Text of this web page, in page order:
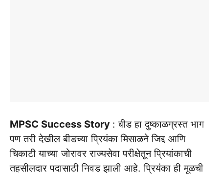
MPSC Success Story : बीड हा दुष्काळग्रस्त भाग
पण तरी देखील बीडच्या प्रियंका मिसाळने जिद्द आणि
चिकाटी याच्या जोरावर राज्यसेवा परीक्षेतून प्रियांकाची
तहसीलदार पदासाठी निवड झाली आहे. प्रियंका ही मूळची